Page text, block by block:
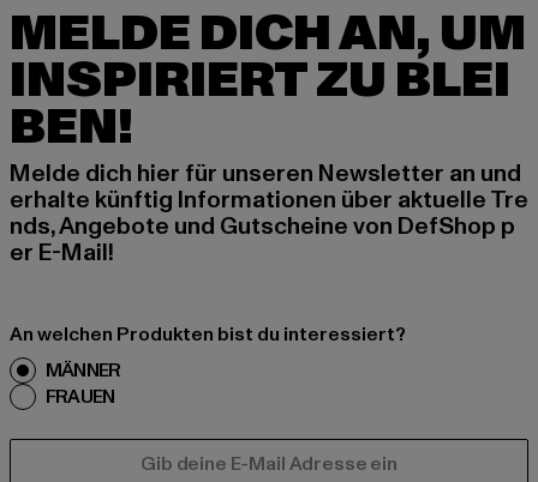
MELDE DICH AN, UM
INSPIRIERT ZU BLEI
BEN!
Melde dich hier für unseren Newsletter an und
erhalte künftig Informationen über aktuelle Tre
nds, Angebote und Gutscheine von DefShop p
er E-Mail!
An welchen Produkten bist du interessiert?
MÄNNER
FRAUEN